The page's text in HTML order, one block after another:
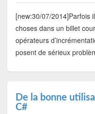
[new:30/07/2014]Parfois
choses dans un billet
opérateurs
posent de sérieux
De la bonne
C#